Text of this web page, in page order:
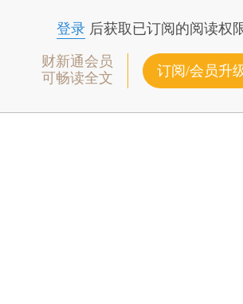
登录后获取已订阅的阅读权
财新通会员
可畅读全文
订阅/会员升